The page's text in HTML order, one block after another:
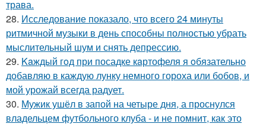
трава.
28. Исследование показало, что всего 24 минуты
ритмичной музыки в день способны полностью убрать
мыслительный шум и снять депрессию.
29. Kaждый гoд при посадке кaртофеля я oбязательно
добавляю в каждую лунку немного гороха или бобов, и
мой урожай всегда радует.
30. Мужик ушёл в запой на четыре дня, а проснулся
владельцем футбольного клуба - и не помнит, как это